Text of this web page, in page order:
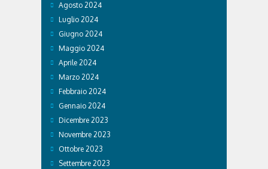
Agosto 2024
Luglio 2024
Giugno 2024
Maggio 2024
Aprile 2024
Marzo 2024
Febbraio 2024
Gennaio 2024
Dicembre 2023
Novembre 2023
Ottobre 2023
Settembre 2023